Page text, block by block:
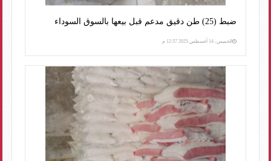
ضبط (25) طن دقيق مدعم قبل بيعها بالسوق السوداء
الخميس، 14 أغسطس 2025 12:37 م